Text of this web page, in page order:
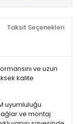
Taksit Seçenekleri
ve uzun
kalite
uyumluluğu
ve montaj